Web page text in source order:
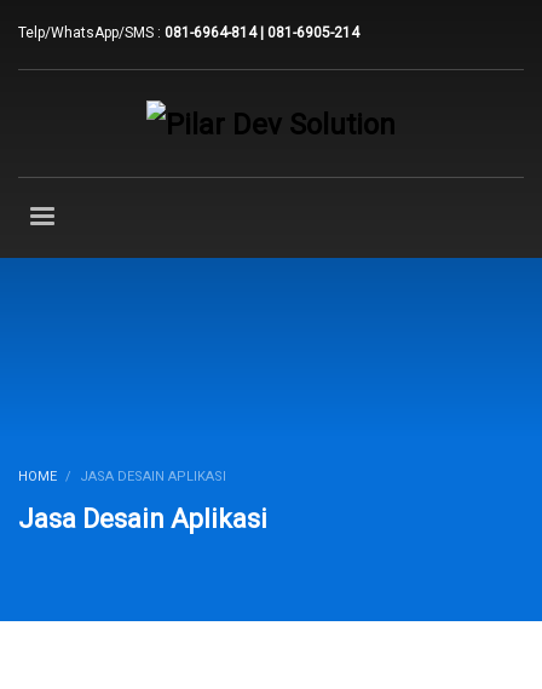
Telp/WhatsApp/SMS : 081-6964-814 | 081-6905-214
HOME JASA DESAIN APLIKASI
Jasa Desain Aplikasi